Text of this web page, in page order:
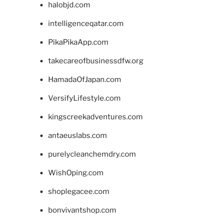
halobjd.com
intelligenceqatar.com
PikaPikaApp.com
takecareofbusinessdfw.org
HamadaOfJapan.com
VersifyLifestyle.com
kingscreekadventures.com
antaeuslabs.com
purelycleanchemdry.com
WishOping.com
shoplegacee.com
bonvivantshop.com